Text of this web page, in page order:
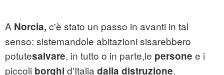
A Norcia, c'è stato un passo in avanti in tal
senso: sistemandole abitazioni sisarebbero
potutesalvare, in tutto o in parte,le persone e i
piccoli borghi d'Italia dalla distruzione.